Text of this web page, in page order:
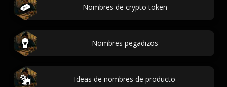
Nombres de crypto token
Nombres pegadizos
Ideas de nombres de producto